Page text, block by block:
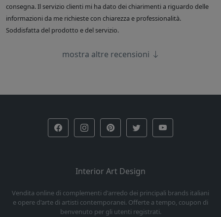
consegna. Il servizio clienti mi ha dato dei chiarimenti a riguardo delle
informazioni da me richieste con chiarezza e professionalità.
Soddisfatta del prodotto e del servizio.
mostra altre recensioni
Interior Art Design
Vendita online di complementi d'arredo dei principali brands italiani
e opere d'arte di artisti contemporanei. Offerte a tempo, coupon di
benvenuto per gli utenti registrati.